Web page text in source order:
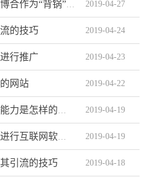
对于现如今与其他人的微博合作为“背锅”状态 2019-04-27
的技巧 2019-04-24
行推广 2019-04-23
网站 2019-04-22
关于新浪微博的未来盈利能力是怎样的趋势 2019-04-19
如何在热门事件的帮助下进行互联网软性广告营销 2019-04-19
引流的技巧 2019-04-18